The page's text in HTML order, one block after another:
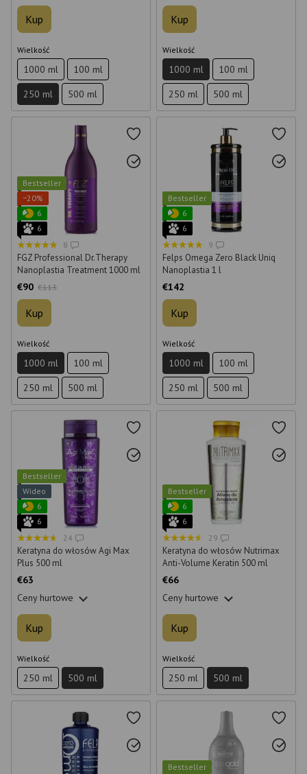
Kup
Wielkość
1000 ml
100 ml
250 ml
500 ml
Kup
Wielkość
1000 ml
100 ml
250 ml
500 ml
Bestseller
−20%
6
6
8
FGZ Professional Dr.Therapy
Nanoplastia Treatment 1000 ml
€90 €113
Kup
Wielkość
1000 ml
100 ml
250 ml
500 ml
Bestseller
6
6
9
Felps Omega Zero Black Uniq
Nanoplastia 1 l
€142
Kup
Wielkość
1000 ml
100 ml
250 ml
500 ml
Bestseller
Wideo
6
6
24
Keratyna do włosów Agi Max
Plus 500 ml
€63
Ceny hurtowe
Kup
Wielkość
250 ml 500 ml
Bestseller
6
6
29
Keratyna do włosów Nutrimax
Anti-Volume Keratin 500 ml
€66
Ceny hurtowe
Kup
Wielkość
250 ml 500 ml
Bestseller